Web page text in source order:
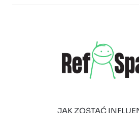
JAK ZOSTAĆ